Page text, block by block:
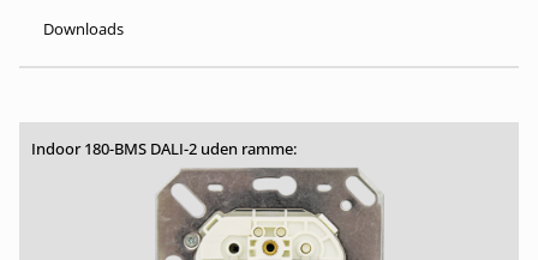
Downloads